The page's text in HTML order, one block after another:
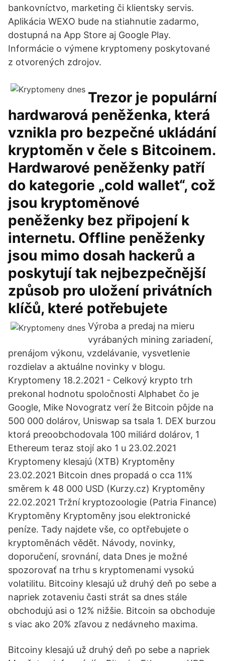
bankovníctvo, marketing či klientsky servis.
Aplikácia WEXO bude na stiahnutie zadarmo,
dostupná na App Store aj Google Play.
Informácie o výmene kryptomeny poskytované
z otvorených zdrojov.
Trezor je populární
hardwarová peněženka, která
vznikla pro bezpečné ukládání
kryptoměn v čele s Bitcoinem.
Hardwarové peněženky patří
do kategorie „cold wallet“, což
jsou kryptoměnové
peněženky bez připojení k
internetu. Offline peněženky
jsou mimo dosah hackerů a
poskytují tak nejbezpečnější
způsob pro uložení privátních
klíčů, které potřebujete
Výroba a predaj na mieru
vyrábaných mining zariadení,
prenájom výkonu, vzdelávanie, vysvetlenie
rozdielav a aktuálne novinky v blogu.
Kryptomeny 18.2.2021 - Celkový krypto trh
prekonal hodnotu spoločnosti Alphabet čo je
Google, Mike Novogratz verí že Bitcoin pôjde na
500 000 dolárov, Uniswap sa tsala 1. DEX burzou
ktorá preoobchodovala 100 miliárd dolárov, 1
Ethereum teraz stojí ako 1 u 23.02.2021
Kryptomeny klesajú (XTB) Kryptoměny
23.02.2021 Bitcoin dnes propadá o cca 11%
směrem k 48 000 USD (Kurzy.cz) Kryptoměny
22.02.2021 Tržní kryptozoologie (Patria Finance)
Kryptoměny Kryptoměny jsou elektronické
peníze. Tady najdete vše, co optřebujete o
kryptoměnách vědět. Návody, novinky,
doporučení, srovnání, data Dnes je možné
spozorovať na trhu s kryptomenami vysokú
volatilitu. Bitcoiny klesajú už druhý deň po sebe a
napriek zotaveniu časti strát sa dnes stále
obchodujú asi o 12% nižšie. Bitcoin sa obchoduje
s viac ako 20% zľavou z nedávneho maxima.
Bitcoiny klesajú už druhý deň po sebe a napriek